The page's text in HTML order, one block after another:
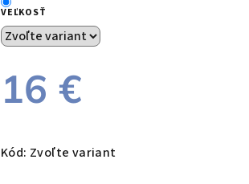
VEĽKOSŤ
16 €
cena:
Kód: Zvoľte variant